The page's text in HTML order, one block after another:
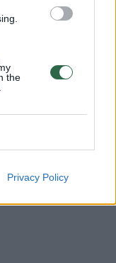
the
Privacy Policy
vartotojai.